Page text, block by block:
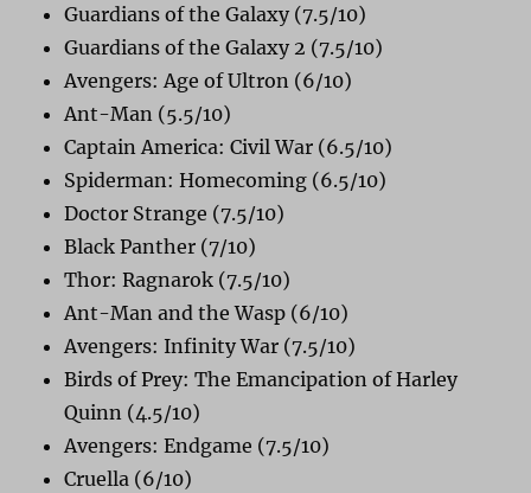
Guardians of the Galaxy (7.5/10)
Guardians of the Galaxy 2 (7.5/10)
Avengers: Age of Ultron (6/10)
Ant-Man (5.5/10)
Captain America: Civil War (6.5/10)
Spiderman: Homecoming (6.5/10)
Doctor Strange (7.5/10)
Black Panther (7/10)
Thor: Ragnarok (7.5/10)
Ant-Man and the Wasp (6/10)
Avengers: Infinity War (7.5/10)
Birds of Prey: The Emancipation of Harley
Quinn (4.5/10)
Avengers: Endgame (7.5/10)
Cruella (6/10)